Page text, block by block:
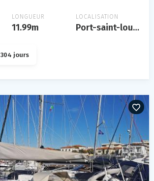
LONGUEUR
11.99m
LOCALISATION
Port-saint-louis-du-rhône, france
304 jours